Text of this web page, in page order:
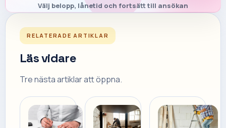
Välj belopp, lånetid och fortsätt till ansökan
RELATERADE ARTIKLAR
Läs vidare
Tre nästa artiklar att öppna.